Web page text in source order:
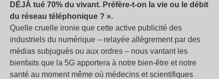
DÉJÀ tué 70% du vivant. Préfère-t-on la vie ou le débit
du réseau téléphonique ? ».
Quelle cruelle ironie que cette active publicité des
industriels du numérique – relayée allègrement par des
médias subjugués ou aux ordres – nous vantant les
bienfaits que la 5G apportera à notre bien-être et notre
santé au moment même où médecins et scientifiques